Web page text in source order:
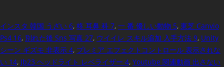
インスタ 韓国 うざい 6, 柊 耳鼻 科 7, 一 番 優しい動物 5, 東芝 Canvio
Ps4 16, 別れた後 Sns 写真 27, ウイイレ スキル追加 入手方法 9, Unity
シーン ギズモ 非表示 4, プレミア エフェクトコントロール 表示されな
い 14, Jb23 ヘッドライト レベライザー 4, Youtube 関連動画 出さない